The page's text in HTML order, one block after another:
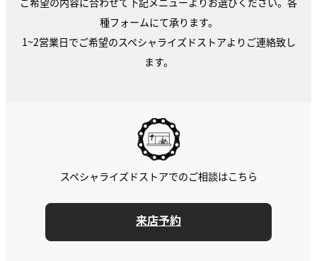
種フォームにて承ります。
1~2営業日でご希望のスペシャライズドストアよりご連絡致し
ます。
スペシャライズドストアでのご相談はこちら
来店予約